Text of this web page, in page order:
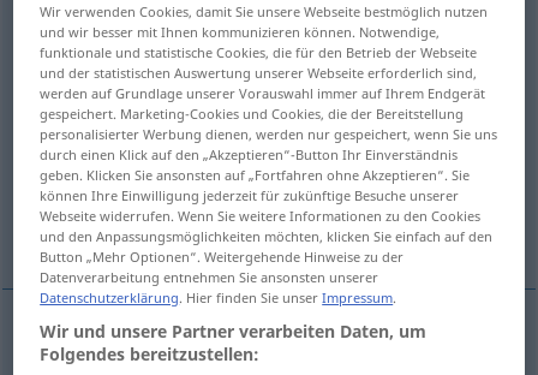
Übersicht aller Übersetzungen
(Für mehr Details die Übersetzung anklicken/antippen)
liberare, lasciare libero
sbloccare, svincolare aprire
Weitere Beispiele...
liberare,lasciarelibero freigeben
Wir verwenden Cookies, damit Sie unsere Webseite bestmöglich nutzen
und wir besser mit Ihnen kommunizieren können. Notwendige,
funktionale und statistische Cookies, die für den Betrieb der Webseite
und der statistischen Auswertung unserer Webseite erforderlich sind,
werden auf Grundlage unserer Vorauswahl immer auf Ihrem Endgerät
gespeichert. Marketing-Cookies und Cookies, die der Bereitstellung
personalisierter Werbung dienen, werden nur gespeichert, wenn Sie uns
durch einen Klick auf den „Akzeptieren“-Button Ihr Einverständnis
geben. Klicken Sie ansonsten auf „Fortfahren ohne Akzeptieren“. Sie
können Ihre Einwilligung jederzeit für zukünftige Besuche unserer
Webseite widerrufen. Wenn Sie weitere Informationen zu den Cookies
und den Anpassungsmöglichkeiten möchten, klicken Sie einfach auf den
Button „Mehr Optionen“. Weitergehende Hinweise zu der
Datenverarbeitung entnehmen Sie ansonsten unserer
Datenschutzerklärung. Hier finden Sie unserImpressum.
Wir und unsere Partner verarbeiten Daten, um
Folgendes bereitzustellen: